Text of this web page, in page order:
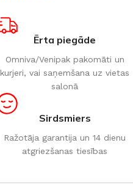
Ērta piegāde
Omniva/Venipak pakomāti un
kurjeri, vai saņemšana uz vietas
salonā
Sirdsmiers
Ražotāja garantija un 14 dienu
atgriezšanas tiesības